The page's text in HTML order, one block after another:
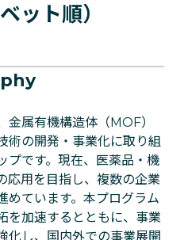
ット順）
属有機構造体（MOF）
術の開発・事業化に取り組
プです。現在、医薬品・機
応用を目指し、複数の企業
めています。本プログラム
を加速するとともに、事業
化し、国内外での事業展開